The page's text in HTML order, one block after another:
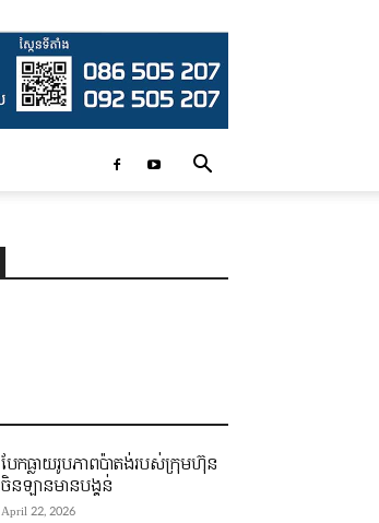
បែកធ្លាយរូបភាពប៉ាតង់របស់ក្រុមហ៊ុន
ចិនឡានមានបង្គន់
April 22, 2026